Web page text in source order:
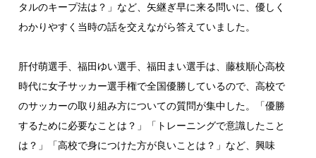
タルのキープ法は？」など、矢継ぎ早に来る問いに、優しく
わかりやすく当時の話を交えながら答えていました。
肝付萌選手、福田ゆい選手、福田まい選手は、藤枝順心高校
時代に女子サッカー選手権で全国優勝しているので、高校で
のサッカーの取り組み方についての質問が集中した。「優勝
するために必要なことは？」「トレーニングで意識したこと
は？」「高校で身につけた方が良いことは？」など、興味